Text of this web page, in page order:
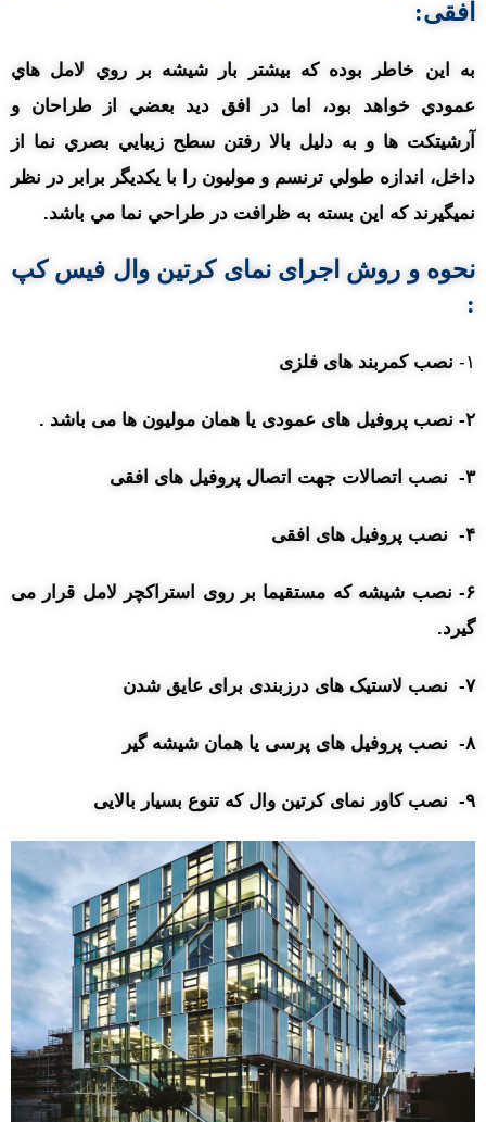
افقی:
به اين خاطر بوده که بيشتر بار شيشه بر روي لامل هاي
عمودي خواهد بود، اما در افق ديد بعضي از طراحان و
آرشيتکت ها و به دليل بالا رفتن سطح زيبايي بصري نما از
داخل، اندازه طولي ترنسم و موليون را با يکديگر برابر در نظر
نميگيرند که اين بسته به ظرافت در طراحي نما مي باشد.
نحوه و روش اجرای نمای کرتین وال فیس کپ
:
۱- نصب کمربند های فلزی
۲- نصب پروفیل های عمودی یا همان مولیون ها می باشد .
۳- نصب اتصالات جهت اتصال پروفیل های افقی
۴- نصب پروفیل های افقی
۶- نصب شیشه که مستقیما بر روی استراکچر لامل قرار می
گیرد.
۷- نصب لاستیک های درزبندی برای عایق شدن
۸- نصب پروفیل های پرسی یا همان شیشه گیر
۹- نصب کاور نمای کرتین وال که تنوع بسیار بالایی